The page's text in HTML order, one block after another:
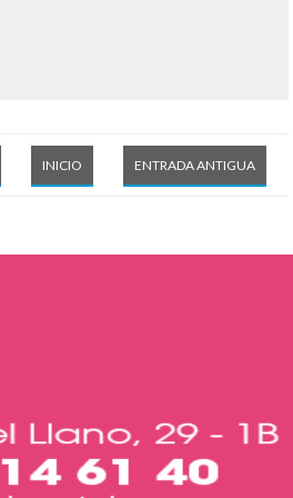
ENTRADA ANTIGUA
INICIO